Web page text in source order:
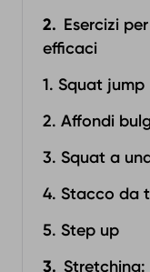
Esercizi
efficaci
1. Squat jump
2. Affondi
3. Squat a
4. Stacco da
5. Step up